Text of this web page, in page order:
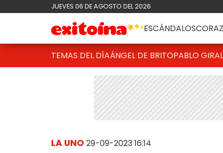
JUEVES 06 DE AGOSTO DEL 2026
ESCÁNDALOS
TEMAS DEL DÍAÁNGEL DE BRITOPABLO
LA UNO 29-09-2023 16:14